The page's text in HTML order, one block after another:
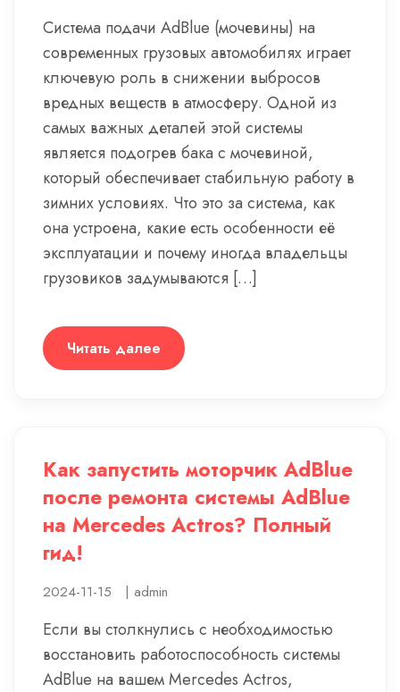
Система подачи AdBlue (мочевины) на
современных грузовых автомобилях играет
ключевую роль в снижении выбросов
вредных веществ в атмосферу. Одной из
самых важных деталей этой системы
является подогрев бака с мочевиной,
который обеспечивает стабильную работу в
зимних условиях. Что это за система, как
она устроена, какие есть особенности её
эксплуатации и почему иногда владельцы
грузовиков задумываются […]
Читать далее
Как запустить моторчик AdBlue
после ремонта системы AdBlue
на Mercedes Actros? Полный
гид!
2024-11-15 | admin
Если вы столкнулись с необходимостью
восстановить работоспособность системы
AdBlue на вашем Mercedes Actros,